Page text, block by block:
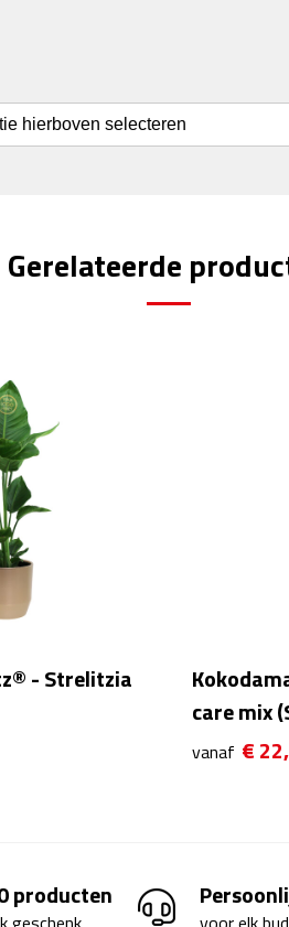
hierboven selecteren
Gerelateerde
- Strelitzia
care mix
vanaf €
producten